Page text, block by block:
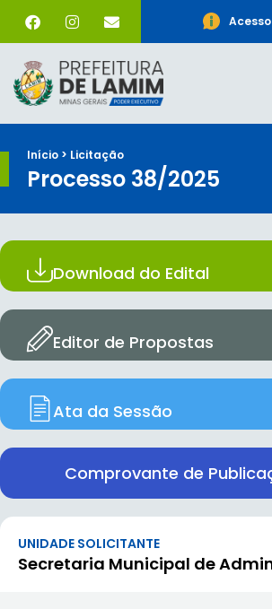
Início > Licitação
Processo 38/2025
Download do Edital
Editor de Propostas
Ata da Sessão
Comprovante de
UNIDADE SOLICITANTE
Secretaria Municipal de